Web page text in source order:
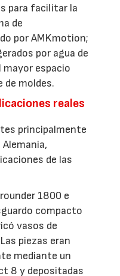
para facilitar la
de
por AMKmotion;
por agua de
mayor espacio
de moldes.
reales
principalmente
de las
1800 e
compacto
vasos de
piezas eran
mediante un
8 y depositadas